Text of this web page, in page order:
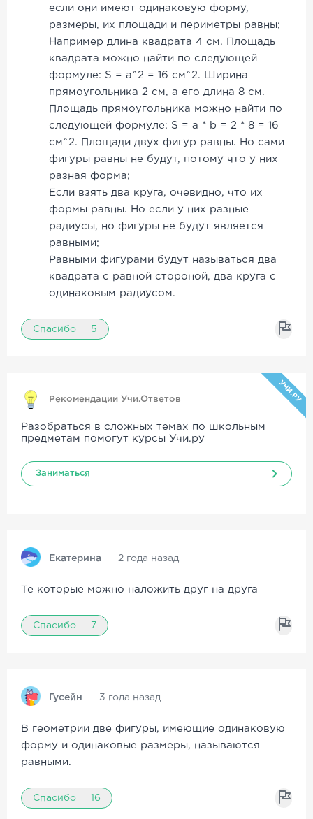
если они имеют одинаковую форму,
размеры, их площади и периметры равны;
Например длина квадрата 4 см. Площадь
квадрата можно найти по следующей
формуле: S = a^2 = 16 см^2. Ширина
прямоугольника 2 см, а его длина 8 см.
Площадь прямоугольника можно найти по
следующей формуле: S = a * b = 2 * 8 = 16
см^2. Площади двух фигур равны. Но сами
фигуры равны не будут, потому что у них
разная форма;
Если взять два круга, очевидно, что их
формы равны. Но если у них разные
радиусы, но фигуры не будут является
равными;
Равными фигурами будут называться два
квадрата с равной стороной, два круга с
одинаковым радиусом.
Спасибо 5
Рекомендации Учи.Ответов УЧИ.РУ
Разобраться в сложных темах по школьным
предметам помогут курсы Учи.ру
Заниматься
Екатерина 2 года назад
Те которые можно наложить друг на друга
Спасибо 7
Гусейн 3 года назад
В геометрии две фигуры, имеющие одинаковую
форму и одинаковые размеры, называются
равными.
Спасибо 16